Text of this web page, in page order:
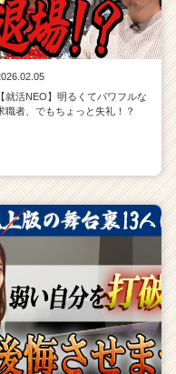
【就活NEO】明るくてパワフルな
職者、でもちょっと失礼！？